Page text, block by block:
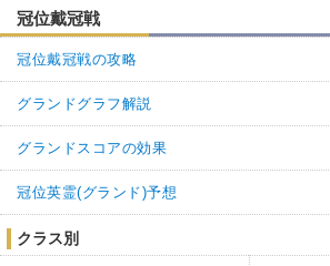
ちょい前に開発側から原作側から難易度爆上
あったから無駄に難しくしてるのは型月てイ
自分はなんとなく初戦でラスゲまで行けたの
なかったので詰めずにそのまま倒した
返信(0) 2
3. 名無しさん
キャストリア・バサトリア以外の対粛清防御
返信(1) 3
冠位戴冠戦
冠位戴冠戦の攻略
グランドグラフ解説
グランドスコアの効果
冠位英霊(グランド)予想
クラス別